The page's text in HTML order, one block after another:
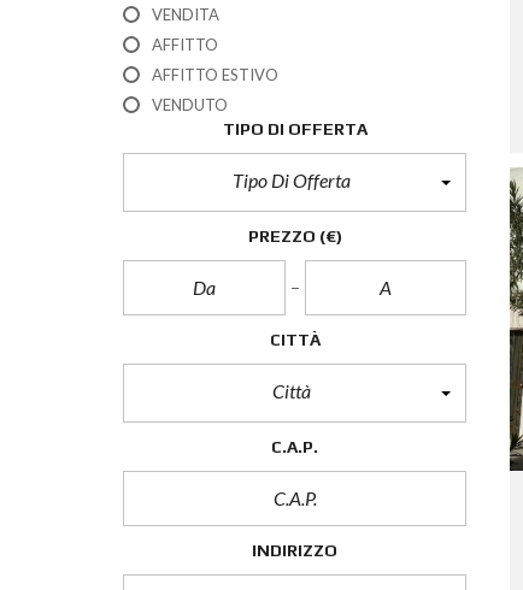
VENDITA
AFFITTO
AFFITTO ESTIVO
VENDUTO
TIPO DI OFFERTA
Tipo Di Offerta
PREZZO (€)
CITTÀ
Città
C.A.P.
INDIRIZZO